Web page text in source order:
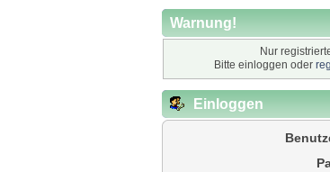
Warnung!
Nur
Bitte einloggen oder
Einloggen